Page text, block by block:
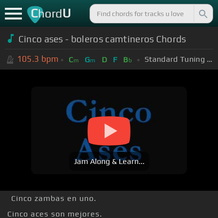
ChordU
Cinco ases - boleros camtineros Chords
105.3 bpm Cm Gm D F Bb Standard Tuning (EADGBE)
Jam Along & Learn...
Cinco zambas en uno.
Cinco aces son mejores.